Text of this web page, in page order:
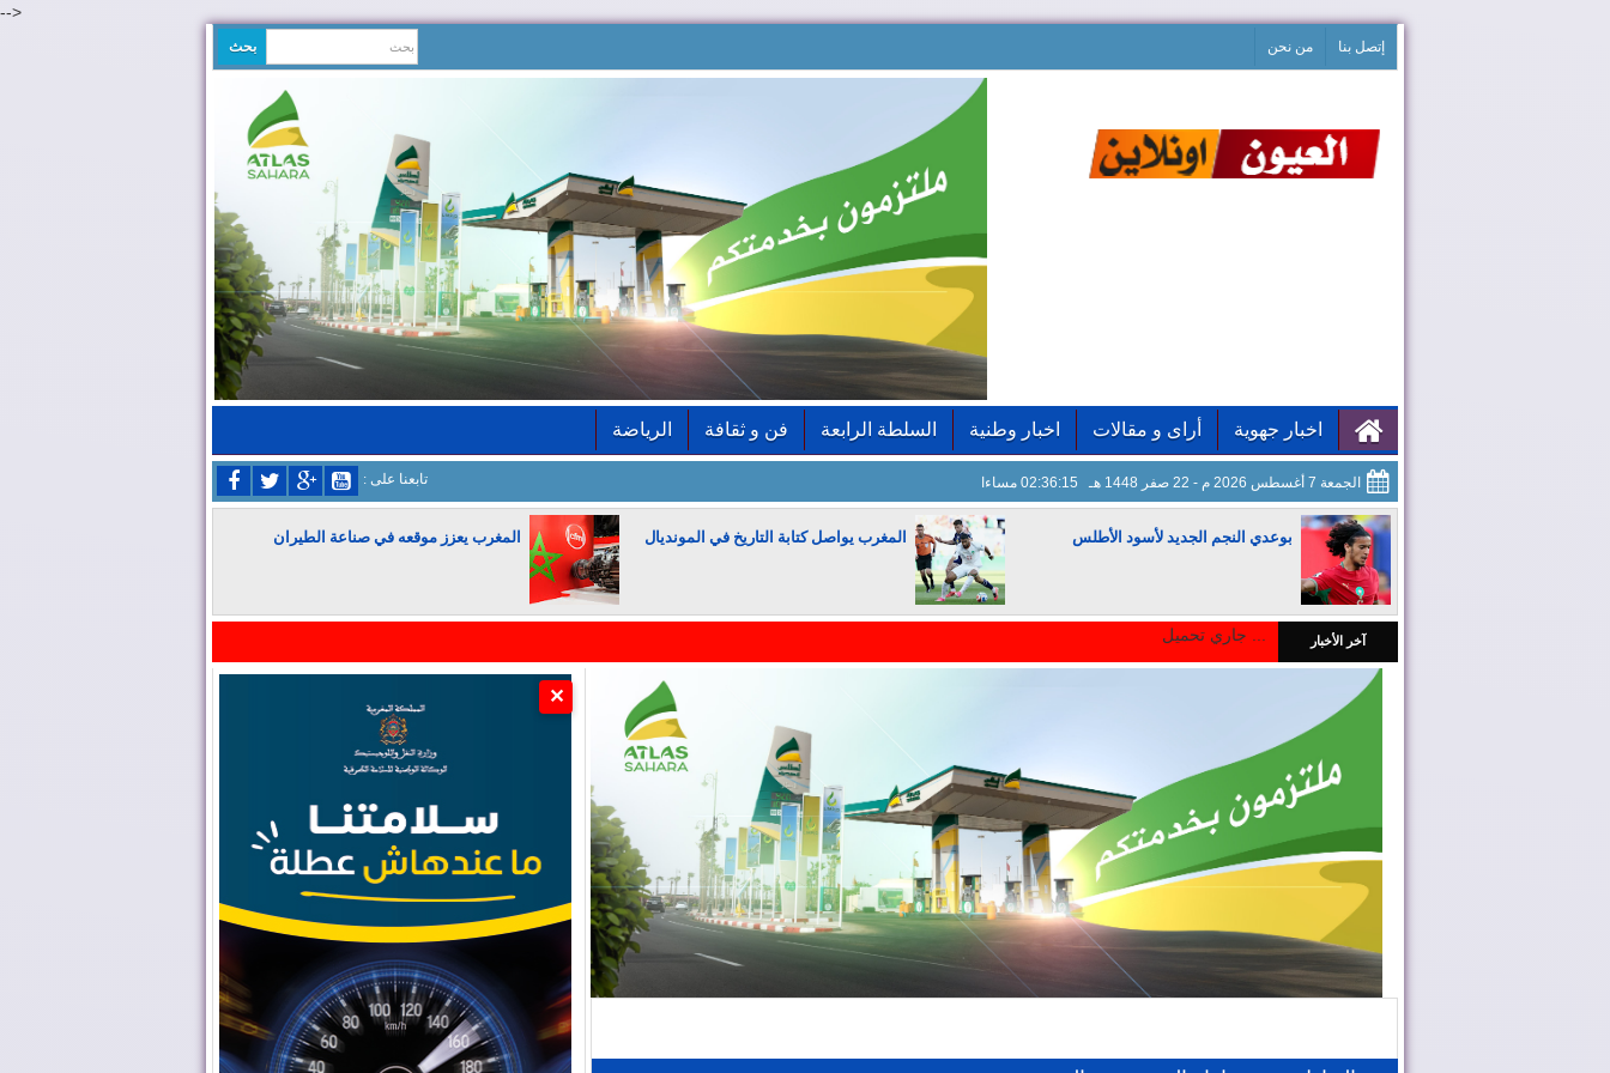
-->
إتصل بنا من نحن
اخبار جهوية أراى و مقالات اخبار وطنية السلطة الرابعة فن و ثقافة الرياضة
الجمعة 7 أغسطس 2026 م - 22 صفر 1448 هـ 02:36:17 مساءا : تابعنا على
بوعدي النجم الجديد لأسود الأطلس المغرب يواصل كتابة التاريخ في المونديال المغرب يعزز موقعه في صناعة الطيران
المغرب يجذب كبار المستثمرين آخر الأخبار
✕